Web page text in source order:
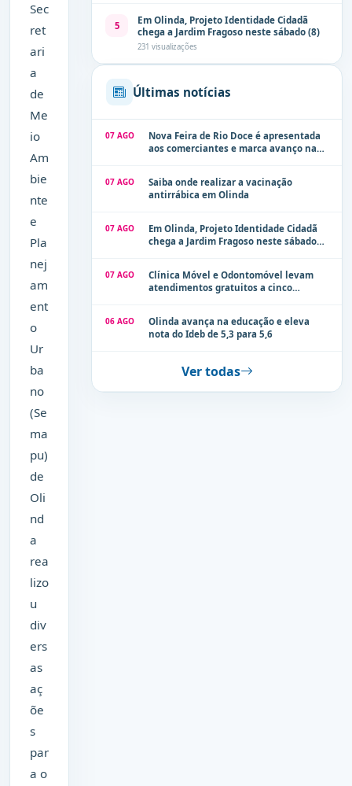
Sec
ret
ari
a
de
Me
io
Am
bie
nte
e
Pla
nej
am
ent
o
Ur
ba
no
(Se
ma
pu)
de
Oli
nd
a
rea
lizo
u
div
ers
as
aç
õe
s
par
a o
5
Em Olinda, Projeto Identidade Cidadã
chega a Jardim Fragoso neste sábado (8)
231 visualizações
Últimas notícias
07 AGO
Nova Feira de Rio Doce é apresentada
aos comerciantes e marca avanço na
07 AGO
Saiba onde realizar a vacinação
antirrábica em Olinda
07 AGO
Em Olinda, Projeto Identidade Cidadã
chega a Jardim Fragoso neste sábado
07 AGO
Clínica Móvel e Odontomóvel levam
atendimentos gratuitos a cinco
06 AGO
Olinda avança na educação e eleva
nota do Ideb de 5,3 para 5,6
Ver todas